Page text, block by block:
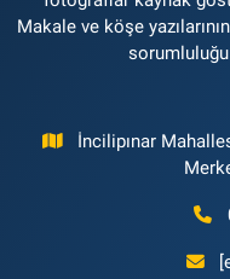
Makale ve köşe
İncilipınar